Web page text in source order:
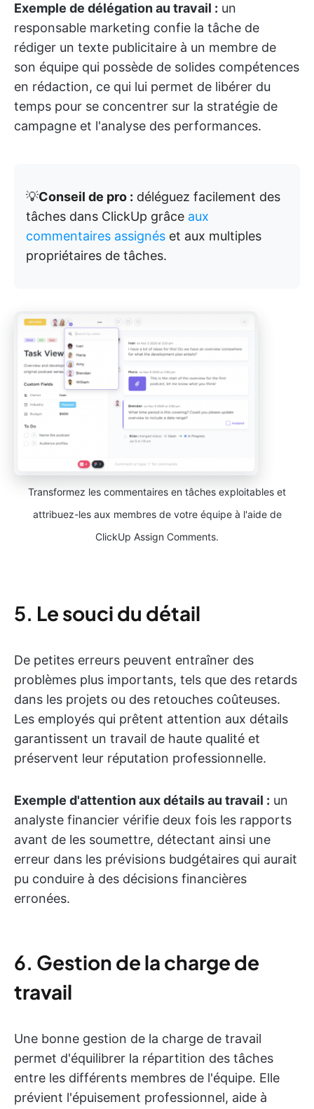
Exemple de délégation au travail : un
responsable marketing confie la tâche de
rédiger un texte publicitaire à un membre de
son équipe qui possède de solides compétences
en rédaction, ce qui lui permet de libérer du
temps pour se concentrer sur la stratégie de
campagne et l'analyse des performances.
💡Conseil de pro : déléguez facilement des
tâches dans ClickUp grâce aux
commentaires assignés et aux multiples
propriétaires de tâches.
Transformez les commentaires en tâches exploitables et
attribuez-les aux membres de votre équipe à l'aide de
ClickUp Assign Comments.
5. Le souci du détail
De petites erreurs peuvent entraîner des
problèmes plus importants, tels que des retards
dans les projets ou des retouches coûteuses.
Les employés qui prêtent attention aux détails
garantissent un travail de haute qualité et
préservent leur réputation professionnelle.
Exemple d'attention aux détails au travail : un
analyste financier vérifie deux fois les rapports
avant de les soumettre, détectant ainsi une
erreur dans les prévisions budgétaires qui aurait
pu conduire à des décisions financières
erronées.
6. Gestion de la charge de
travail
Une bonne gestion de la charge de travail
permet d'équilibrer la répartition des tâches
entre les différents membres de l'équipe. Elle
prévient l'épuisement professionnel, aide à